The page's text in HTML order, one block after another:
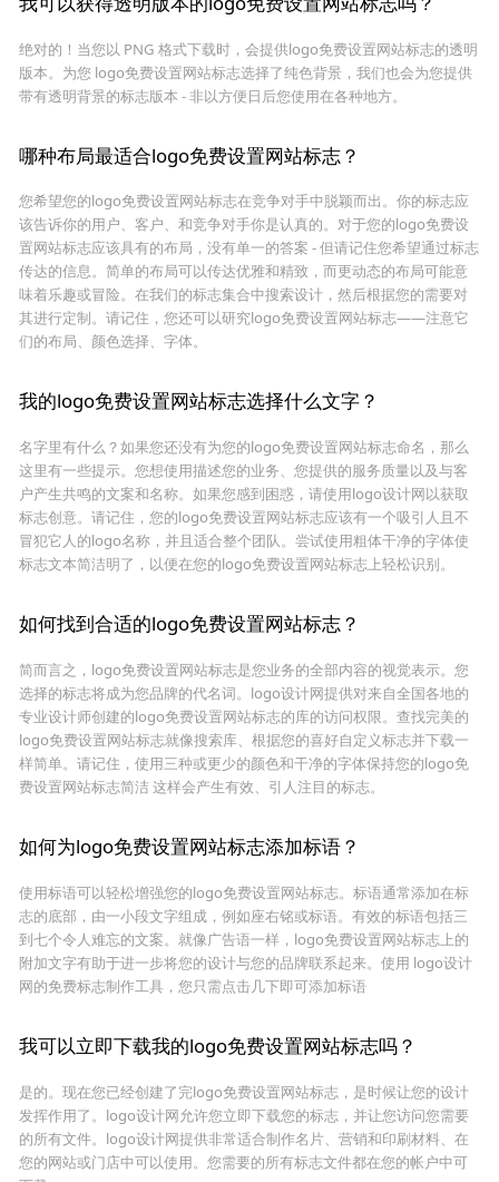
绝对的！当您以 PNG 格式下载时，会提供logo免费设置网站标志的透明
版本。为您 logo免费设置网站标志选择了纯色背景，我们也会为您提供
带有透明背景的标志版本 - 非以方便日后您使用在各种地方。
哪种布局最适合logo免费设置网站标志？
您希望您的logo免费设置网站标志在竞争对手中脱颖而出。你的标志应
该告诉你的用户、客户、和竞争对手你是认真的。对于您的logo免费设
置网站标志应该具有的布局，没有单一的答案 - 但请记住您希望通过标志
传达的信息。简单的布局可以传达优雅和精致，而更动态的布局可能意
味着乐趣或冒险。在我们的标志集合中搜索设计，然后根据您的需要对
其进行定制。请记住，您还可以研究logo免费设置网站标志——注意它
们的布局、颜色选择、字体。
我的logo免费设置网站标志选择什么文字？
名字里有什么？如果您还没有为您的logo免费设置网站标志命名，那么
这里有一些提示。您想使用描述您的业务、您提供的服务质量以及与客
户产生共鸣的文案和名称。如果您感到困惑，请使用logo设计网以获取
标志创意。请记住，您的logo免费设置网站标志应该有一个吸引人且不
冒犯它人的logo名称，并且适合整个团队。尝试使用粗体干净的字体使
标志文本简洁明了，以便在您的logo免费设置网站标志上轻松识别。
如何找到合适的logo免费设置网站标志？
简而言之，logo免费设置网站标志是您业务的全部内容的视觉表示。您
选择的标志将成为您品牌的代名词。logo设计网提供对来自全国各地的
专业设计师创建的logo免费设置网站标志的库的访问权限。查找完美的
logo免费设置网站标志就像搜索库、根据您的喜好自定义标志并下载一
样简单。请记住，使用三种或更少的颜色和干净的字体保持您的logo免
费设置网站标志简洁 这样会产生有效、引人注目的标志。
如何为logo免费设置网站标志添加标语？
使用标语可以轻松增强您的logo免费设置网站标志。标语通常添加在标
志的底部，由一小段文字组成，例如座右铭或标语。有效的标语包括三
到七个令人难忘的文案。就像广告语一样，logo免费设置网站标志上的
附加文字有助于进一步将您的设计与您的品牌联系起来。使用 logo设计
网的免费标志制作工具，您只需点击几下即可添加标语
我可以立即下载我的logo免费设置网站标志吗？
是的。现在您已经创建了完logo免费设置网站标志，是时候让您的设计
发挥作用了。logo设计网允许您立即下载您的标志，并让您访问您需要
的所有文件。logo设计网提供非常适合制作名片、营销和印刷材料、在
您的网站或门店中可以使用。您需要的所有标志文件都在您的帐户中可